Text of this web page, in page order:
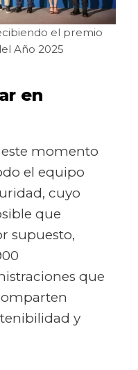
el premio
Año 2025
en
momento
el equipo
cuyo
que
supuesto,
que
y